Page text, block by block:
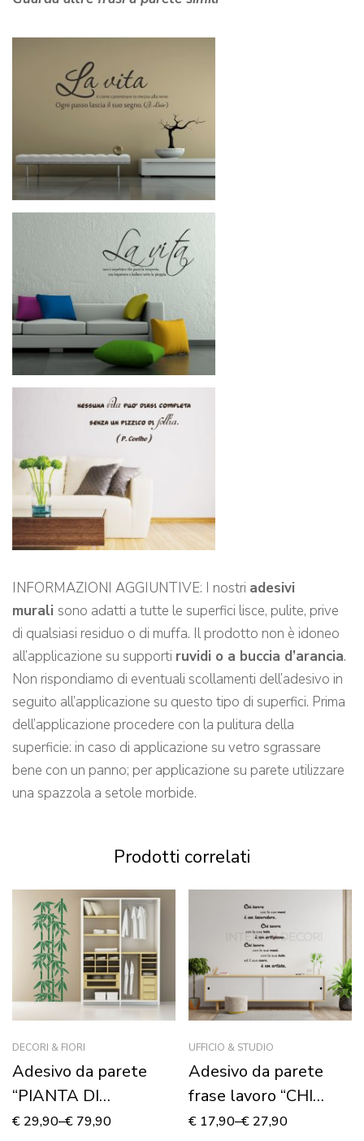
INFORMAZIONI AGGIUNTIVE: I nostri adesivi
murali sono adatti a tutte le superfici lisce, pulite, prive
di qualsiasi residuo o di muffa. Il prodotto non è idoneo
all’applicazione su supporti ruvidi o a buccia d’arancia.
Non rispondiamo di eventuali scollamenti dell’adesivo in
seguito all’applicazione su questo tipo di superfici. Prima
dell’applicazione procedere con la pulitura della
superficie: in caso di applicazione su vetro sgrassare
bene con un panno; per applicazione su parete utilizzare
una spazzola a setole morbide.
Prodotti correlati
DECORI & FIORI
Adesivo da parete
“PIANTA DI
BAMBOO”
€ 29,90–€ 79,90
UFFICIO & STUDIO
Adesivo da parete
frase lavoro “CHI
LAVORA…”
€ 17,90–€ 27,90